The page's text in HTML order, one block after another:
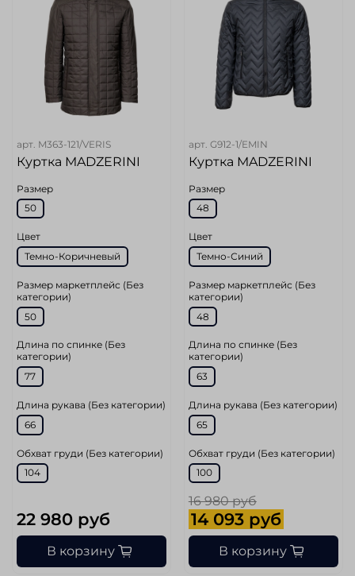
арт. M363-121/VERIS
Куртка MADZERINI
Размер
50
Цвет
Темно-Коричневый
Размер маркетплейс (Без
категории)
50
Длина по спинке (Без
категории)
77
Длина рукава (Без категории)
66
Обхват груди (Без категории)
104
22 980 руб
В корзину
арт. G912-1/EMIN
Куртка MADZERINI
Размер
48
Цвет
Темно-Синий
Размер маркетплейс (Без
категории)
48
Длина по спинке (Без
категории)
63
Длина рукава (Без категории)
65
Обхват груди (Без категории)
100
16 980 руб
14 093 руб
В корзину